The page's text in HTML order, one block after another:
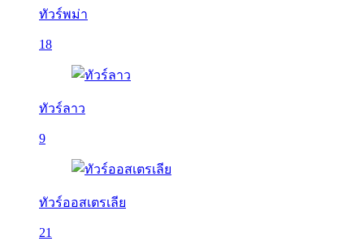
ทัวร์พม่า
18
ทัวร์ลาว
9
ทัวร์ออสเตรเลีย
21